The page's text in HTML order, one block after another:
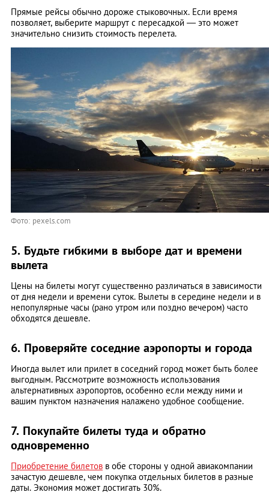
Прямые рейсы обычно дороже стыковочных. Если время
позволяет, выберите маршрут с пересадкой — это может
значительно снизить стоимость перелета. ​
Фото: pexels.com
5. Будьте гибкими в выборе дат и времени
вылета
Цены на билеты могут существенно различаться в зависимости
от дня недели и времени суток. Вылеты в середине недели и в
непопулярные часы (рано утром или поздно вечером) часто
обходятся дешевле.
6. Проверяйте соседние аэропорты и города
Иногда вылет или прилет в соседний город может быть более
выгодным. Рассмотрите возможность использования
альтернативных аэропортов, особенно если между ними и
вашим пунктом назначения налажено удобное сообщение.
7. Покупайте билеты туда и обратно
одновременно
Приобретение билетов в обе стороны у одной авиакомпании
зачастую дешевле, чем покупка отдельных билетов в разные
даты. Экономия может достигать 30%.